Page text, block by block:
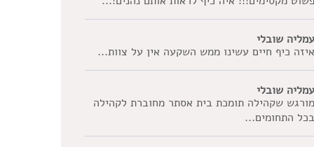
עמליה שובלי
איזה כיף חיים עשינו ממש השקעה אין על צוות...
עמליה שובלי
מורגש שקהילה תומכת בית אסתר מחוברת לקהילה
בכל התחומים...